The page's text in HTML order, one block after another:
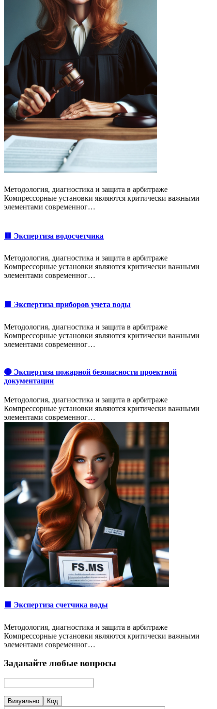
Методология, диагностика и защита в арбитраже
Компрессорные установки являются критически важными
элементами современног…
🟥 Экспертиза водосчетчика
Методология, диагностика и защита в арбитраже
Компрессорные установки являются критически важными
элементами современног…
🟩 Экспертиза приборов учета воды
Методология, диагностика и защита в арбитраже
Компрессорные установки являются критически важными
элементами современног…
🔴 Экспертиза пожарной безопасности проектной
документации
Методология, диагностика и защита в арбитраже
Компрессорные установки являются критически важными
элементами современног…
🟩 Экспертиза счетчика воды
Методология, диагностика и защита в арбитраже
Компрессорные установки являются критически важными
элементами современног…
Задавайте любые вопросы
Визуально Код